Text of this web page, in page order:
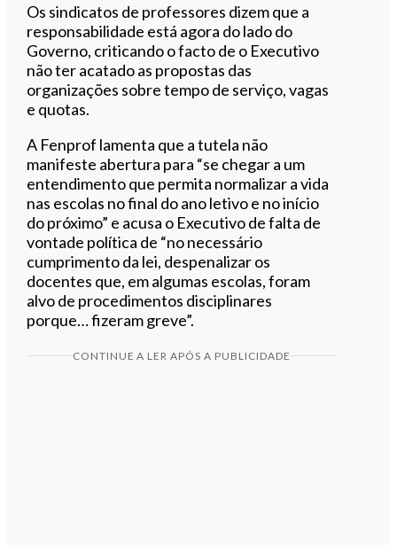
Os sindicatos de professores dizem que a
responsabilidade está agora do lado do
Governo, criticando o facto de o Executivo
não ter acatado as propostas das
organizações sobre tempo de serviço, vagas
e quotas.
A Fenprof lamenta que a tutela não
manifeste abertura para “se chegar a um
entendimento que permita normalizar a vida
nas escolas no final do ano letivo e no início
do próximo” e acusa o Executivo de falta de
vontade política de “no necessário
cumprimento da lei, despenalizar os
docentes que, em algumas escolas, foram
alvo de procedimentos disciplinares
porque… fizeram greve”.
CONTINUE A LER APÓS A PUBLICIDADE